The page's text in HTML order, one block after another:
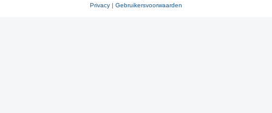
Privacy | Gebruikersvoorwaarden